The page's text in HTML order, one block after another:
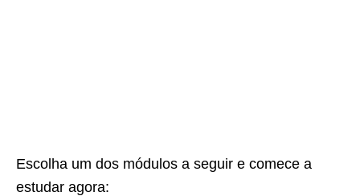
Escolha um dos módulos a seguir e comece a
estudar agora: